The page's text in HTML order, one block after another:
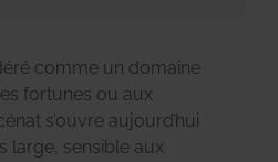
comme un domaine
fortunes ou aux
s’ouvre aujourd’hui
large, sensible aux